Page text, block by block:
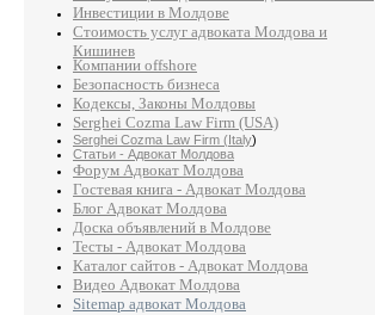
Инвестиции в Молдове
Стоимость услуг адвоката Молдова и
Кишинев
Компании offshore
Безопасность бизнеса
Кодексы, Законы Молдовы
Serghei Cozma Law Firm (USA)
Serghei Cozma Law Firm (Italy)
Статьи - Адвокат Молдова
Форум Адвокат Молдова
Гостевая книга - Адвокат Молдова
Блог Адвокат Молдова
Доска объявлений в Молдове
Тесты - Адвокат Молдова
Каталог сайтов - Адвокат Молдова
Видео Адвокат Молдова
Sitemap адвокат Молдова